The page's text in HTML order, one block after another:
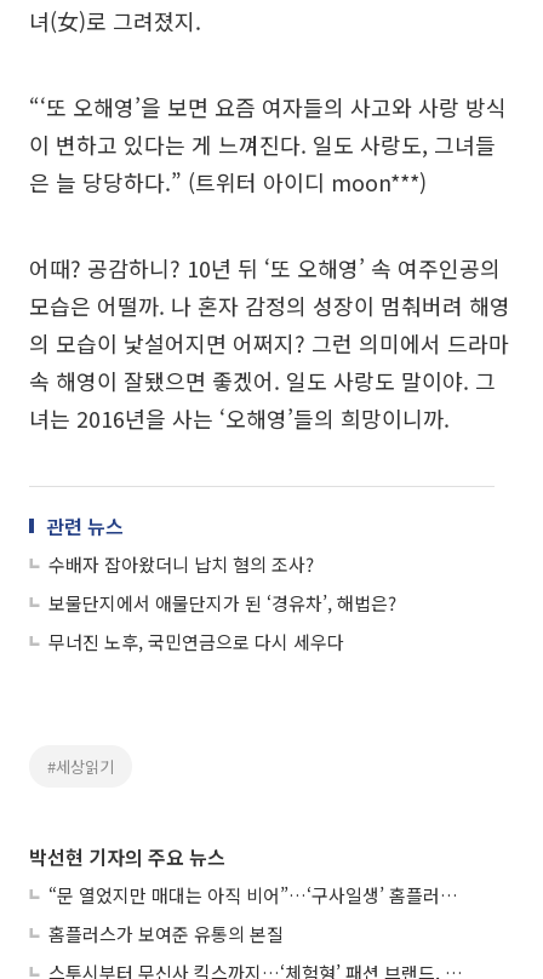
녀(女)로 그려졌지.
“‘또 오해영’을 보면 요즘 여자들의 사고와 사랑 방식
이 변하고 있다는 게 느껴진다. 일도 사랑도, 그녀들
은 늘 당당하다.” (트위터 아이디 moon***)
어때? 공감하니? 10년 뒤 ‘또 오해영’ 속 여주인공의
모습은 어떨까. 나 혼자 감정의 성장이 멈춰버려 해영
의 모습이 낯설어지면 어쩌지? 그런 의미에서 드라마
속 해영이 잘됐으면 좋겠어. 일도 사랑도 말이야. 그
녀는 2016년을 사는 ‘오해영’들의 희망이니까.
관련 뉴스
수배자 잡아왔더니 납치 혐의 조사?
보물단지에서 애물단지가 된 ‘경유차’, 해법은?
무너진 노후, 국민연금으로 다시 세우다
#세상읽기
박선현 기자의 주요 뉴스
“문 열었지만 매대는 아직 비어”…‘구사일생’ 홈플러스, 정상화 시험대
홈플러스가 보여준 유통의 본질
스투시부터 무신사 킥스까지…‘체험형’ 패션 브랜드, 잇단 제주행